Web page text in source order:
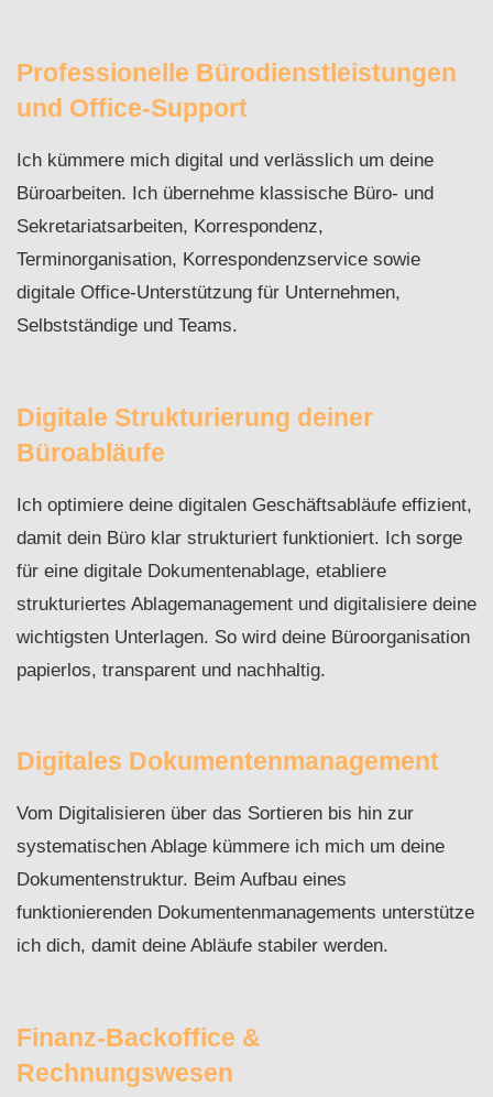
Professionelle Bürodienstleistungen
und Office-Support
Ich kümmere mich digital und verlässlich um deine
Büroarbeiten. Ich übernehme klassische Büro- und
Sekretariatsarbeiten, Korrespondenz,
Terminorganisation, Korrespondenzservice sowie
digitale Office-Unterstützung für Unternehmen,
Selbstständige und Teams.
Digitale Strukturierung deiner
Büroabläufe
Ich optimiere deine digitalen Geschäftsabläufe effizient,
damit dein Büro klar strukturiert funktioniert. Ich sorge
für eine digitale Dokumentenablage, etabliere
strukturiertes Ablagemanagement und digitalisiere deine
wichtigsten Unterlagen. So wird deine Büroorganisation
papierlos, transparent und nachhaltig.
Digitales Dokumentenmanagement
Vom Digitalisieren über das Sortieren bis hin zur
systematischen Ablage kümmere ich mich um deine
Dokumentenstruktur. Beim Aufbau eines
funktionierenden Dokumentenmanagements unterstütze
ich dich, damit deine Abläufe stabiler werden.
Finanz-Backoffice &
Rechnungswesen